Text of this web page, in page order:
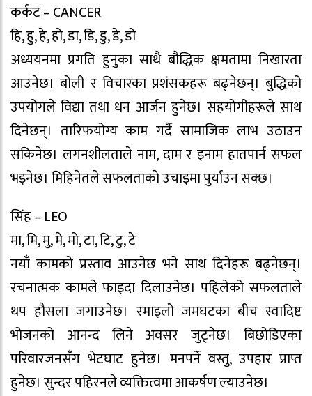
कर्कट – CANCER
हि, हु, हे, हो, डा, डि, डु, डे, डो
अध्ययनमा प्रगति हुनुका साथै बौद्धिक क्षमतामा निखारता
आउनेछ। बोली र विचारका प्रशंसकहरू बढ्नेछन्। बुद्धिको
उपयोगले विद्या तथा धन आर्जन हुनेछ। सहयोगीहरूले साथ
दिनेछन्। तारिफयोग्य काम गर्दै सामाजिक लाभ उठाउन
सकिनेछ। लगनशीलताले नाम, दाम र इनाम हातपार्न सफल
भइनेछ। मिहिनेतले सफलताकाे उचाइमा पुर्याउन सक्छ।
सिंह – LEO
मा, मि, मु, मे, मो, टा, टि, टु, टे
नयाँ कामको प्रस्ताव आउनेछ भने साथ दिनेहरू बढ्नेछन्।
रचनात्मक कामले फाइदा दिलाउनेछ। पहिलेको सफलताले
थप हौसला जगाउनेछ। रमाइलो जमघटका बीच स्वादिष्ट
भोजनको आनन्द लिने अवसर जुट्नेछ। बिछोडिएका
परिवारजनसँग भेटघाट हुनेछ। मनपर्ने वस्तु, उपहार प्राप्त
हुनेछ। सुन्दर पहिरनले व्यक्तित्वमा आकर्षण ल्याउनेछ।